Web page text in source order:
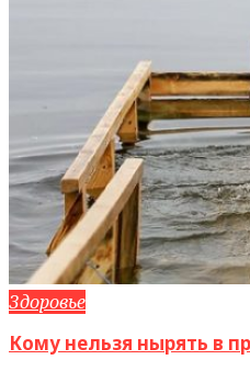
Здоровье
Кому нельзя нырять в